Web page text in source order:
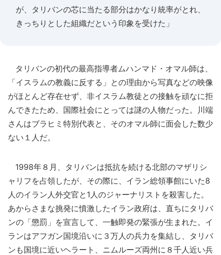
が、タリバンの芯に当たる部分はかなり統率がとれ、
きっちりとした組織だという印象を受けた」
タリバンの初代の最高指導者ムハンマド・オマル師は、
「イスラムの教義に反する」との理由から写真などの映像
がほとんど存在せず、非イスラム教徒との接触を頑なに拒
んできたため、国際社会にとっては謎の人物だった。川端
さんはブラヒミ特別代表と、そのオマル師に面会した数少
ない１人だ。
1998年８月、タリバンは抵抗を続ける北部のマザリシ
ャリフを占領したが、その際に、イラン総領事館にいた8
人のイラン人外交官と1人のジャーナリストを殺害した。
あからさまな挑発に憤激したイラン政府は、直ちにタリバ
ンの「懲罰」を宣言して、一触即発の緊張が生まれた。イ
ランはアフガン国境沿いに３万人の兵力を集結し、タリバ
ンも国境に近いヘラート、ニムルーズ両州に８千人近い兵